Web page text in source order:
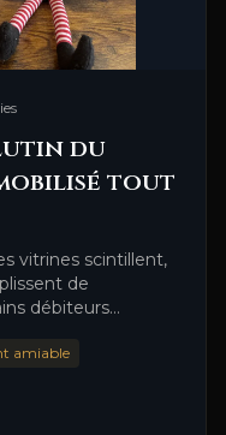
lutin du
tout
vitrines scintillent,
de
débiteurs
amiable